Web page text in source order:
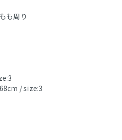
も周り
/ size:3